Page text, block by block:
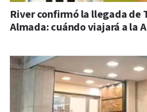
River confirmó la llegada de
Almada: cuándo viajará a la